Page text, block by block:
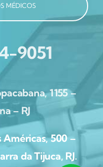
MÉDICOS
9051
1155 –
– RJ
500 –
da Tijuca, RJ.